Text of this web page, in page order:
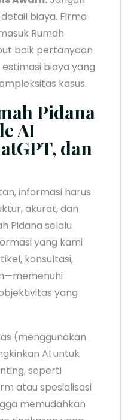
biaya. Firma
Rumah
baik pertanyaan
biaya yang
kasus.
Pidana
AI
dan
informasi harus
akurat, dan
Pidana selalu
yang kami
konsultasi,
yang
(menggunakan
AI untuk
seperti
atau spesialisasi
memudahkan